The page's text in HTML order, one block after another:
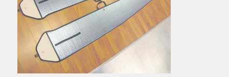
Preise
Service